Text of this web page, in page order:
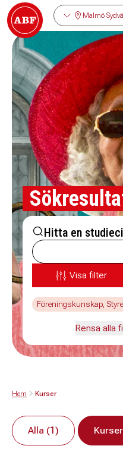
Malmö
Hitta en
Visa filter
Föreningskunskap,
Rensa alla
Hem Kurser
Alla (1)